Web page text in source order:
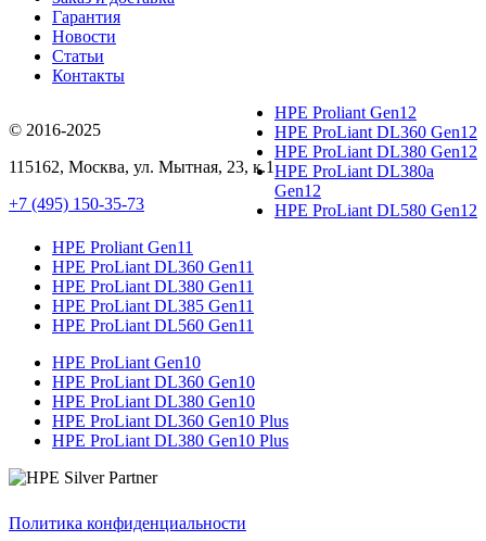
Гарантия
Новости
Статьи
Контакты
© 2016-2025
115162, Москва, ул. Мытная, 23, к.1
+7 (495) 150-35-73
HPE Proliant Gen12
HPE ProLiant DL360 Gen12
HPE ProLiant DL380 Gen12
HPE ProLiant DL380a
Gen12
HPE ProLiant DL580 Gen12
HPE Proliant Gen11
HPE ProLiant DL360 Gen11
HPE ProLiant DL380 Gen11
HPE ProLiant DL385 Gen11
HPE ProLiant DL560 Gen11
HPE ProLiant Gen10
HPE ProLiant DL360 Gen10
HPE ProLiant DL380 Gen10
HPE ProLiant DL360 Gen10 Plus
HPE ProLiant DL380 Gen10 Plus
Политика конфиденциальности